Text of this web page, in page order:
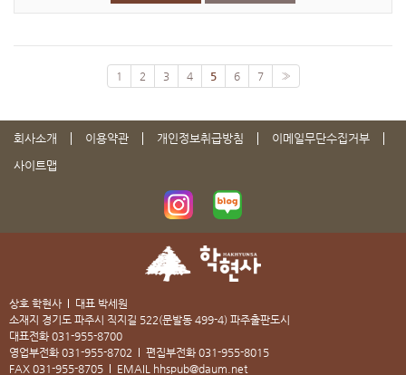
1 2 3 4 5 6 7 »
회사소개 이용약관 개인정보취급방침
이메일무단수집거부
사이트맵
상호 학현사
대표 박세원
소재지 경기도 파주시 직지길 522(문발동 499-4) 파주출판도시
대표전화 031-955-8700
영업부전화 031-955-8702 편집부전화 031-955-8015
FAX 031-955-8705 EMAIL hhspub@daum.net